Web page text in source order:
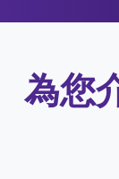
為您